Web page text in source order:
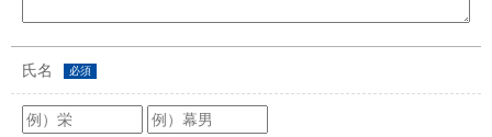
氏名 必須